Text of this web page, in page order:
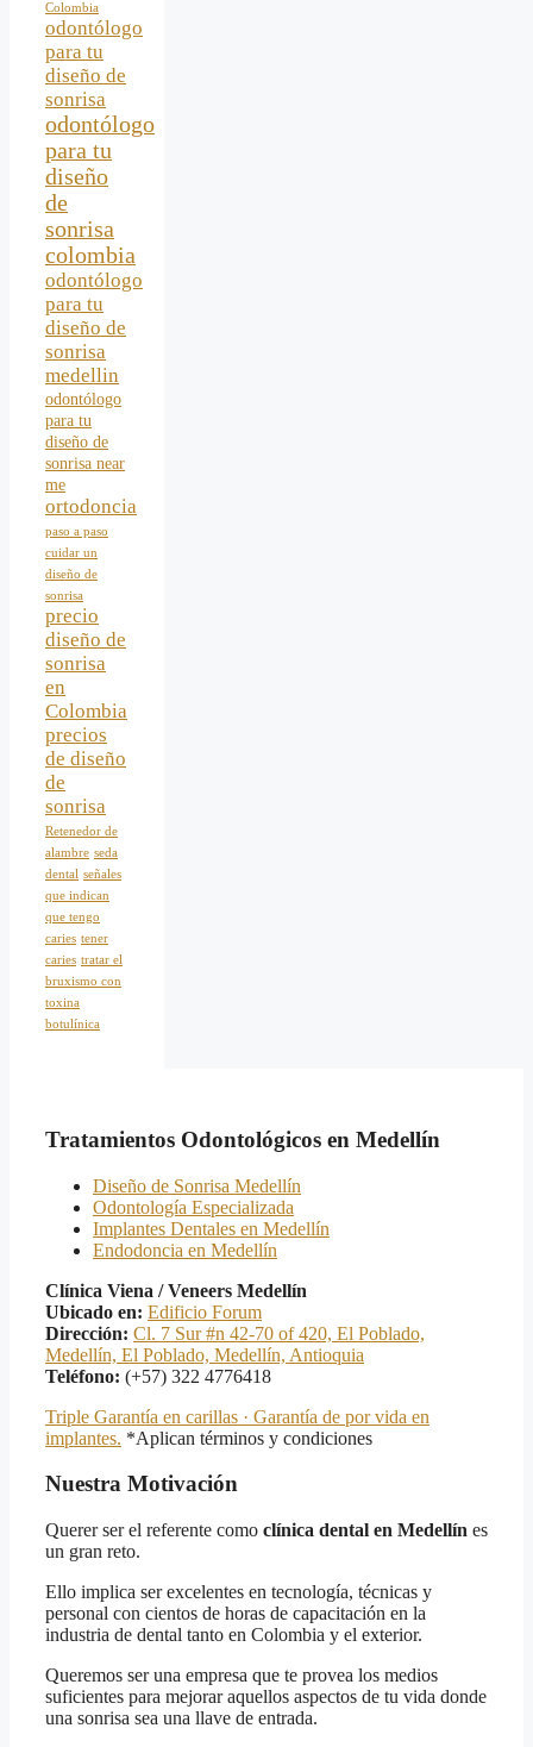
Colombia
odontólogo
para tu
diseño de
sonrisa
odontólogo
para tu
diseño
de
sonrisa
colombia
odontólogo
para tu
diseño de
sonrisa
medellin
odontólogo
para tu
diseño de
sonrisa near
me
ortodoncia
paso a paso
cuidar un
diseño de
sonrisa
precio
diseño de
sonrisa
en
Colombia
precios
de diseño
de
sonrisa
Retenedor de
alambre seda
dental señales
que indican
que tengo
caries tener
caries tratar el
bruxismo con
toxina
botulínica
Tratamientos Odontológicos en Medellín
Diseño de Sonrisa Medellín
Odontología Especializada
Implantes Dentales en Medellín
Endodoncia en Medellín
Clínica Viena / Veneers Medellín
Ubicado en: Edificio Forum
Dirección: Cl. 7 Sur #n 42-70 of 420, El Poblado,
Medellín, El Poblado, Medellín, Antioquia
Teléfono: (+57) 322 4776418
Triple Garantía en carillas · Garantía de por vida en
implantes. *Aplican términos y condiciones
Nuestra Motivación
Querer ser el referente como clínica dental en Medellín es
un gran reto.
Ello implica ser excelentes en tecnología, técnicas y
personal con cientos de horas de capacitación en la
industria de dental tanto en Colombia y el exterior.
Queremos ser una empresa que te provea los medios
suficientes para mejorar aquellos aspectos de tu vida donde
una sonrisa sea una llave de entrada.